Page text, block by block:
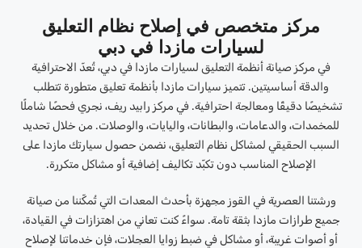
مركز متخصص في إصلاح نظام التعليق
لسيارات مازدا في دبي
في مركز صيانة أنظمة التعليق لسيارات مازدا في دبي، تُعدّ الاحترافية
والدقة أساسيتين. تتميز سيارات مازدا بأنظمة تعليق متطورة تتطلب
تشخيصًا دقيقًا ومعالجة احترافية. في مركز رابيد ريف، نجري فحصًا شاملًا
للمخمدات، والدعامات، والبطانات، واليايات، والوصلات. من خلال تحديد
السبب الحقيقي لمشاكل نظام التعليق، نضمن حصول سيارتك مازدا على
الإصلاح المناسب دون تكبّد تكاليف إضافية أو مشاكل متكررة.
ورشتنا العصرية في القوز مجهزة بأحدث المعدات التي تُمكّننا من صيانة
جميع طرازات مازدا بثقة تامة. سواءً كنت تعاني من اهتزازات في القيادة،
أو أصوات غريبة، أو مشاكل في ضبط زوايا العجلات، فإن خدماتنا لإصلاح